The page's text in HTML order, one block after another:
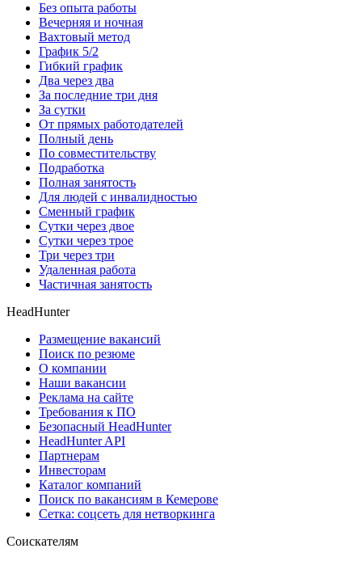
Без опыта работы
Вечерняя и ночная
Вахтовый метод
График 5/2
Гибкий график
Два через два
За последние три дня
За сутки
От прямых работодателей
Полный день
По совместительству
Подработка
Полная занятость
Для людей с инвалидностью
Сменный график
Сутки через двое
Сутки через трое
Три через три
Удаленная работа
Частичная занятость
HeadHunter
Размещение вакансий
Поиск по резюме
О компании
Наши вакансии
Реклама на сайте
Требования к ПО
Безопасный HeadHunter
HeadHunter API
Партнерам
Инвесторам
Каталог компаний
Поиск по вакансиям в Кемерове
Сетка: соцсеть для нетворкинга
Соискателям